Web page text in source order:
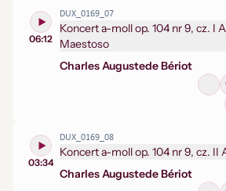
06:12
DUX_0169_07
Koncert a-moll op. 104 nr 9, cz. I
Maestoso
Charles Augustede Bériot
03:34
DUX_0169_08
Koncert a-moll op. 104 nr 9, cz. II
Charles Augustede Bériot